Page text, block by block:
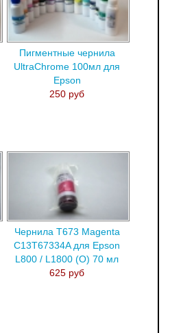
Пигментные чернила
UltraChrome 100мл для
Epson
250 руб
Чернила T673 Magenta
C13T67334A для Epson
L800 / L1800 (О) 70 мл
625 руб